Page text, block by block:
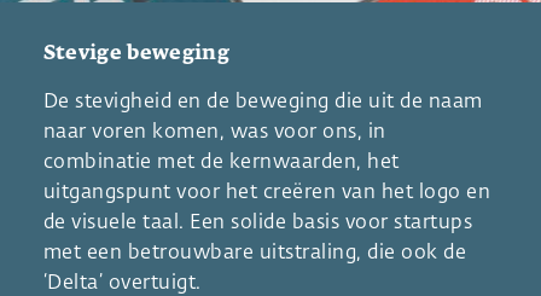
Stevige beweging
De stevigheid en de beweging die uit de naam
naar voren komen, was voor ons, in
combinatie met de kernwaarden, het
uitgangspunt voor het creëren van het logo en
de visuele taal. Een solide basis voor startups
met een betrouwbare uitstraling, die ook de
‘Delta’ overtuigt.